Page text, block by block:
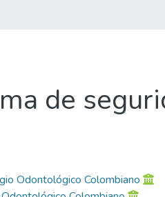
de
Odontológico Colombiano